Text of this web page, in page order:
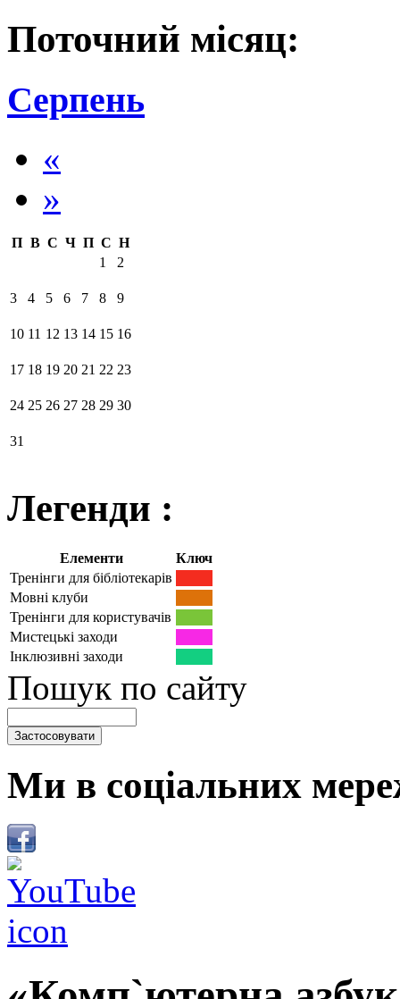
Поточний місяц:
Серпень
«
»
П В С Ч П С Н
1
2
3 4 5 6 7 8 9
10 11 12 13 14 15 16
17 18 19 20 21 22 23
24 25 26 27 28 29 30
31
Легенди :
Елементи
Ключ
Тренінги для бібліотекарів
Мовні клуби
Тренінги для користувачів
Мистецькі заходи
Інклюзивні заходи
Пошук по сайту
Ми в соціальних